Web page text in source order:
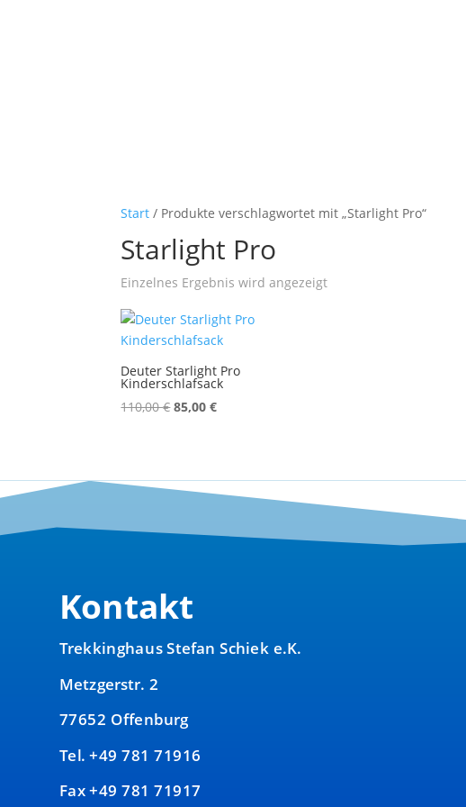
Start / Produkte verschlagwortet mit „Starlight Pro“
Starlight Pro
Einzelnes Ergebnis wird angezeigt
Deuter Starlight Pro
Kinderschlafsack
110,00€Ursprünglicher
85,00€Aktueller
Kontakt
Trekkinghaus Stefan Schiek e.K.
Metzgerstr. 2
77652 Offenburg
Tel. +49 781 71916
Fax +49 781 71917